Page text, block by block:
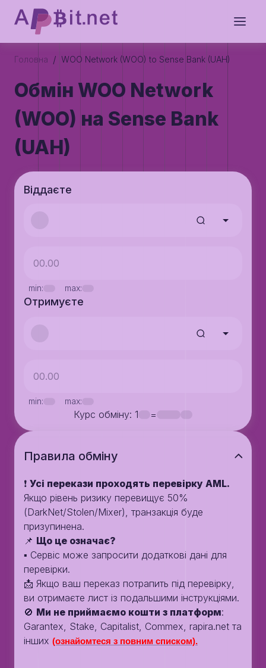
Головна / WOO Network (WOO) to Sense Bank (UAH)
Обмін WOO Network
(WOO) на Sense Bank
(UAH)
Віддаєте
min: max:
Отримуєте
min: max:
Курс обміну: 1 =
Правила обмiну
❗️ Усі перекази проходять перевірку AML.
Якщо рівень ризику перевищує 50%
(DarkNet/Stolen/Mixer), транзакція буде
призупинена.
📌 Що це означає?
▪️ Сервіс може запросити додаткові дані для
перевірки.
📩 Якщо ваш переказ потрапить під перевірку,
ви отримаєте лист із подальшими інструкціями.
🚫 Ми не приймаємо кошти з платформ:
Garantex, Stake, Capitalist, Commex, rapira.net та
інших (ознайомтеся з повним списком).